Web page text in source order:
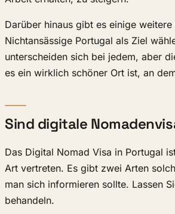
Darüber hinaus gibt es einige
Nichtansässige Portugal als Ziel
unterscheiden sich bei jedem, aber
es ein wirklich schöner Ort ist, an
Sind digitale
Das Digital Nomad Visa in Portugal
Art vertreten. Es gibt zwei Arten
man sich informieren sollte. Lassen
behandeln.